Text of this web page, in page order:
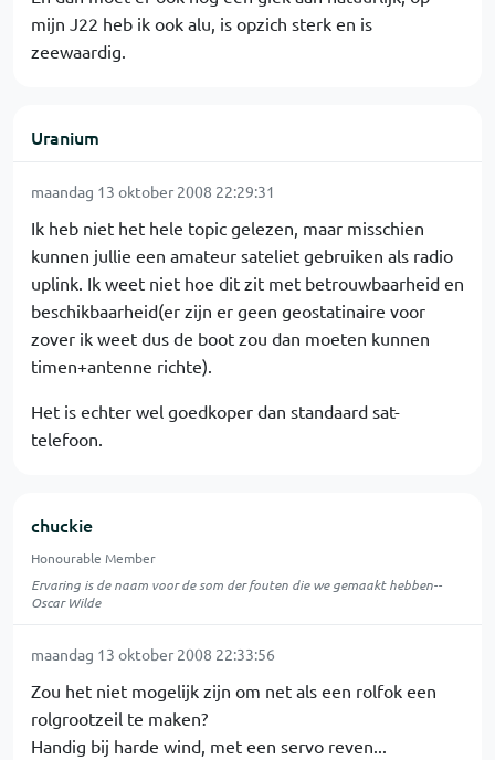
mijn J22 heb ik ook alu, is opzich sterk en is
zeewaardig.
Uranium
maandag 13 oktober 2008 22:29:31
Ik heb niet het hele topic gelezen, maar misschien
kunnen jullie een amateur sateliet gebruiken als radio
uplink. Ik weet niet hoe dit zit met betrouwbaarheid en
beschikbaarheid(er zijn er geen geostatinaire voor
zover ik weet dus de boot zou dan moeten kunnen
timen+antenne richte).
Het is echter wel goedkoper dan standaard sat-
telefoon.
chuckie
Honourable Member
Ervaring is de naam voor de som der fouten die we gemaakt hebben--
Oscar Wilde
maandag 13 oktober 2008 22:33:56
Zou het niet mogelijk zijn om net als een rolfok een
rolgrootzeil te maken?
Handig bij harde wind, met een servo reven...